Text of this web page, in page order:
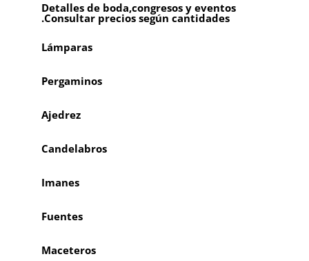
Detalles de boda,congresos y eventos
.Consultar precios según cantidades
Lámparas
Pergaminos
Ajedrez
Candelabros
Imanes
Fuentes
Maceteros